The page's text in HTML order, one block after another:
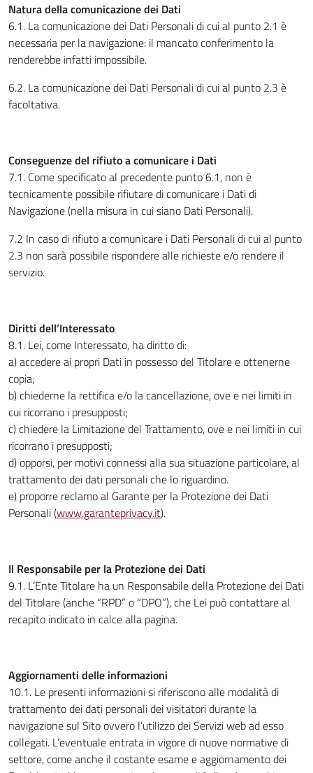
Natura della comunicazione dei Dati
6.1. La comunicazione dei Dati Personali di cui al punto 2.1 è
necessaria per la navigazione: il mancato conferimento la
renderebbe infatti impossibile.
6.2. La comunicazione dei Dati Personali di cui al punto 2.3 è
facoltativa.
Conseguenze del rifiuto a comunicare i Dati
7.1. Come specificato al precedente punto 6.1, non è
tecnicamente possibile rifiutare di comunicare i Dati di
Navigazione (nella misura in cui siano Dati Personali).
7.2 In caso di rifiuto a comunicare i Dati Personali di cui al punto
2.3 non sarà possibile rispondere alle richieste e/o rendere il
servizio.
Diritti dell’Interessato
8.1. Lei, come Interessato, ha diritto di:
a) accedere ai propri Dati in possesso del Titolare e ottenerne
copia;
b) chiederne la rettifica e/o la cancellazione, ove e nei limiti in
cui ricorrano i presupposti;
c) chiedere la Limitazione del Trattamento, ove e nei limiti in cui
ricorrano i presupposti;
d) opporsi, per motivi connessi alla sua situazione particolare, al
trattamento dei dati personali che lo riguardino.
e) proporre reclamo al Garante per la Protezione dei Dati
Personali (www.garanteprivacy.it).
Il Responsabile per la Protezione dei Dati
9.1. L’Ente Titolare ha un Responsabile della Protezione dei Dati
del Titolare (anche “RPD” o “DPO”), che Lei può contattare al
recapito indicato in calce alla pagina.
Aggiornamenti delle informazioni
10.1. Le presenti informazioni si riferiscono alle modalità di
trattamento dei dati personali dei visitatori durante la
navigazione sul Sito ovvero l’utilizzo dei Servizi web ad esso
collegati. L’eventuale entrata in vigore di nuove normative di
settore, come anche il costante esame e aggiornamento dei